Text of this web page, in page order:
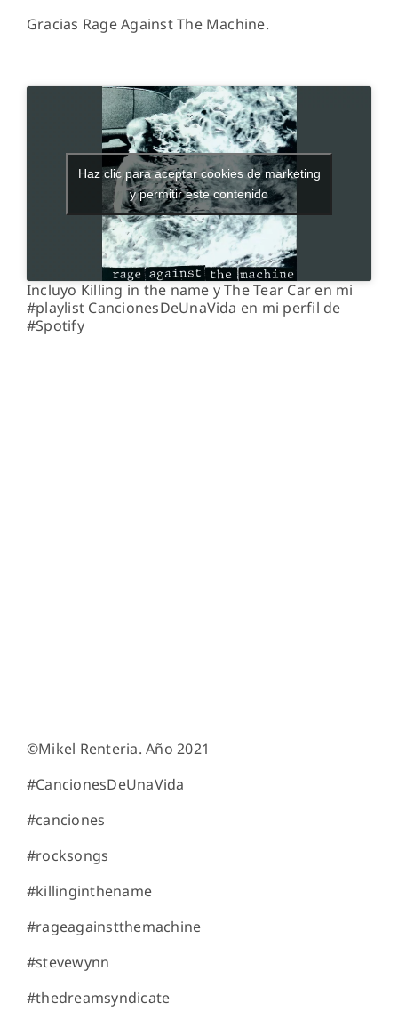
Gracias Rage Against The Machine.
Haz clic para aceptar cookies de marketing
y permitir este contenido
Incluyo Killing in the name y The Tear Car en mi
#playlist CancionesDeUnaVida en mi perfil de
#Spotify
©Mikel Renteria. Año 2021
#CancionesDeUnaVida
#canciones
#rocksongs
#killinginthename
#rageagainstthemachine
#stevewynn
#thedreamsyndicate